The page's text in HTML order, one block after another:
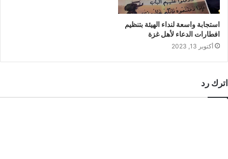
استجابة واسعة لنداء الهيئة بتنظيم
افطارات الدعاء لأهل غزة
أكتوبر 13, 2023
اترك رد